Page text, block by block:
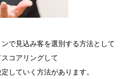
で見込み客を選別する方法として
コアリングして
していく方法があります。